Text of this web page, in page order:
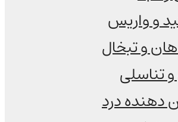
و واریس
و تبخال
و تناسلی
دهنده درد